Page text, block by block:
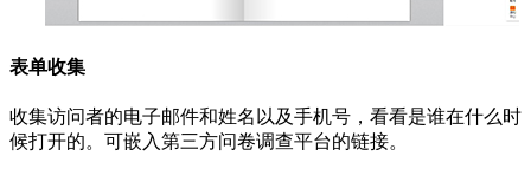
表单收集
收集访问者的电子邮件和姓名以及手机号，看看是谁在什么时
候打开的。可嵌入第三方问卷调查平台的链接。